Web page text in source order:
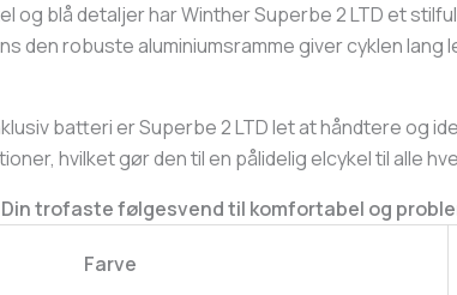
og blå detaljer har Winther Superbe 2 LTD et
den robuste aluminiumsramme giver cyklen lang
batteri er Superbe 2 LTD let at håndtere og
hvilket gør den til en pålidelig elcykel til alle
Din trofaste følgesvend til komfortabel og
Farve